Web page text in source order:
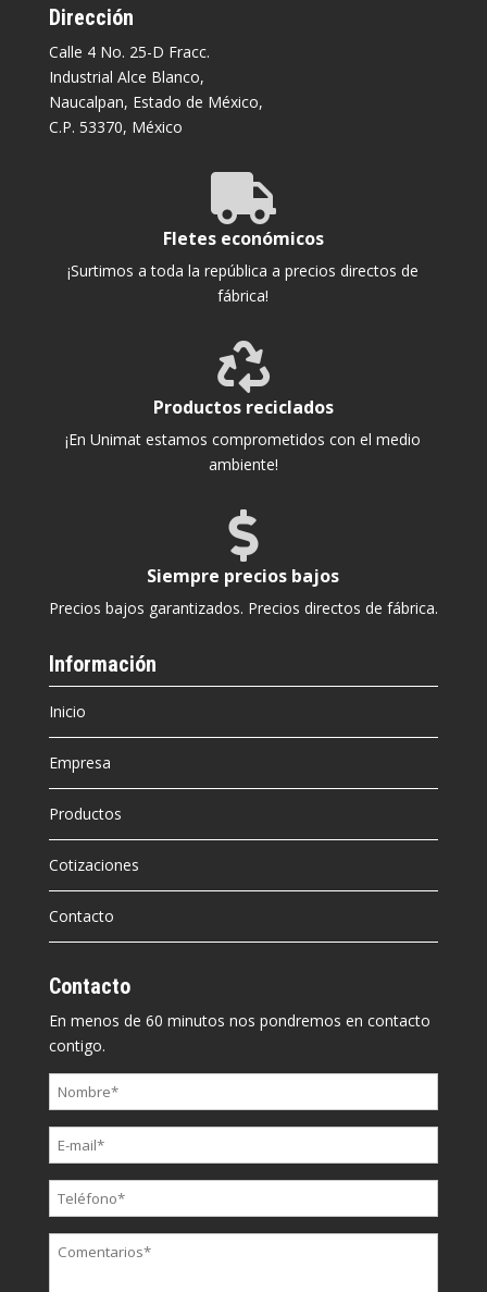
Dirección
Calle 4 No. 25-D Fracc.
Industrial Alce Blanco,
Naucalpan, Estado de México,
C.P. 53370, México

Fletes económicos
¡Surtimos a toda la república a precios directos de
fábrica!

Productos reciclados
¡En Unimat estamos comprometidos con el medio
ambiente!

Siempre precios bajos
Precios bajos garantizados. Precios directos de fábrica.
Información
Inicio
Empresa
Productos
Cotizaciones
Contacto
Contacto
En menos de 60 minutos nos pondremos en contacto
contigo.